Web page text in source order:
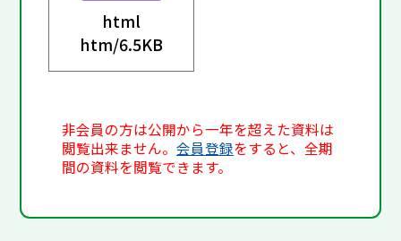
html
htm/6.5KB
非会員の方は公開から一年を超えた資料は
閲覧出来ません。会員登録をすると、全期
間の資料を閲覧できます。